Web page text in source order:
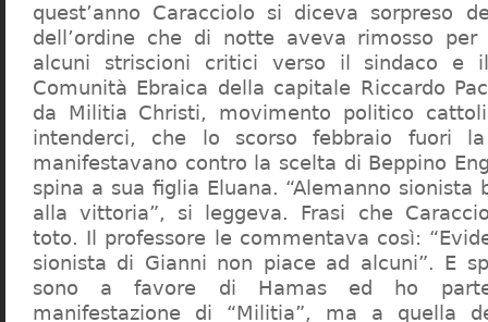
quest’anno Caracciolo si diceva sorpreso
dell’ordine che di notte aveva rimosso
alcuni striscioni critici verso il sindaco e
Comunità Ebraica della capitale Riccardo
da Militia Christi, movimento politico
intenderci, che lo scorso febbraio fuori
manifestavano contro la scelta di Beppino
spina a sua figlia Eluana. “Alemanno sionista
alla vittoria”, si leggeva. Frasi che
toto. Il professore le commentava così:
sionista di Gianni non piace ad alcuni”. E
sono a favore di Hamas ed ho
manifestazione di “Militia”, ma a quella